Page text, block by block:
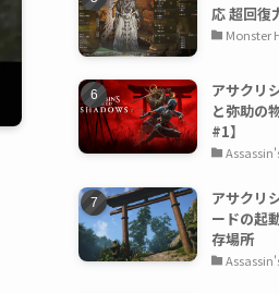
応 超回復
Monster
アサクリ
と弥助の
#1】
アサクリ
ードの起
存場所